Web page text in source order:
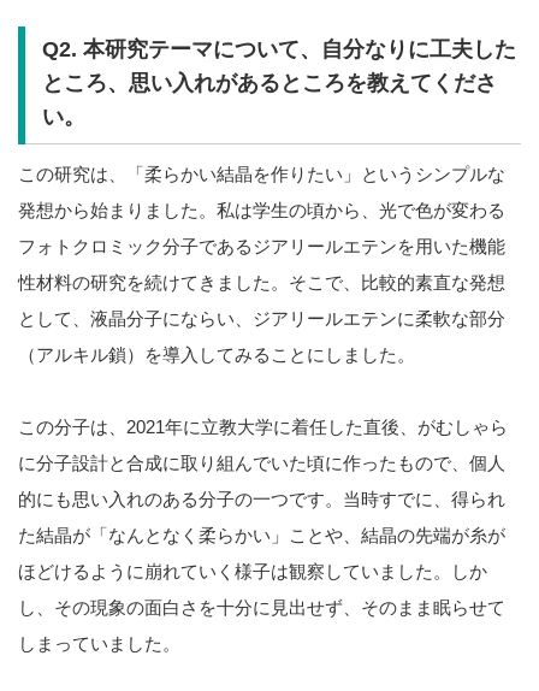
Q2. 本研究テーマについて、自分なりに工夫した
ところ、思い入れがあるところを教えてくださ
い。
この研究は、「柔らかい結晶を作りたい」というシンプルな
発想から始まりました。私は学生の頃から、光で色が変わる
フォトクロミック分子であるジアリールエテンを用いた機能
性材料の研究を続けてきました。そこで、比較的素直な発想
として、液晶分子にならい、ジアリールエテンに柔軟な部分
（アルキル鎖）を導入してみることにしました。
この分子は、2021年に立教大学に着任した直後、がむしゃら
に分子設計と合成に取り組んでいた頃に作ったもので、個人
的にも思い入れのある分子の一つです。当時すでに、得られ
た結晶が「なんとなく柔らかい」ことや、結晶の先端が糸が
ほどけるように崩れていく様子は観察していました。しか
し、その現象の面白さを十分に見出せず、そのまま眠らせて
しまっていました。